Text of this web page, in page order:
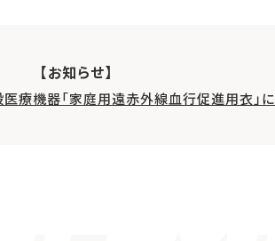
【お知らせ】
療機器「家庭用遠赤外線血行促進用衣」に